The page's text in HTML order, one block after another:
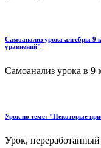
Самоанализ урока алгебры
уравнений"
Самоанализ урока в 9
Урок по теме: "Некоторые
Урок,